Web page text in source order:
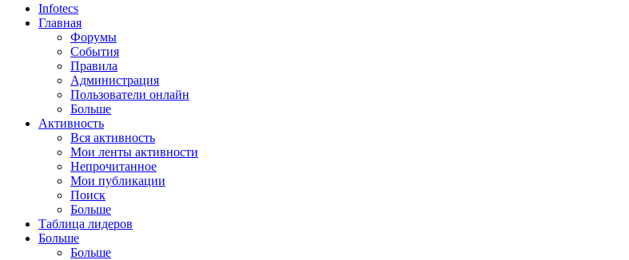
Infotecs
Главная
Форумы
События
Правила
Администрация
Пользователи онлайн
Больше
Активность
Вся активность
Мои ленты активности
Непрочитанное
Мои публикации
Поиск
Больше
Таблица лидеров
Больше
Больше